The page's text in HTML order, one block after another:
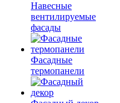
Навесные
вентилируемые
фасады
Фасадные
термопанели